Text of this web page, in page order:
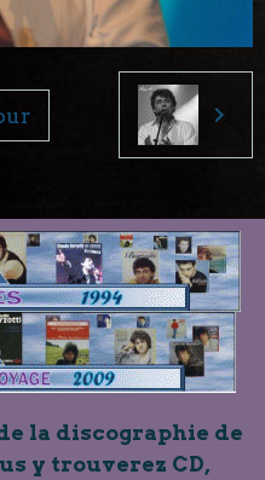
la discographie de
y trouverez CD,